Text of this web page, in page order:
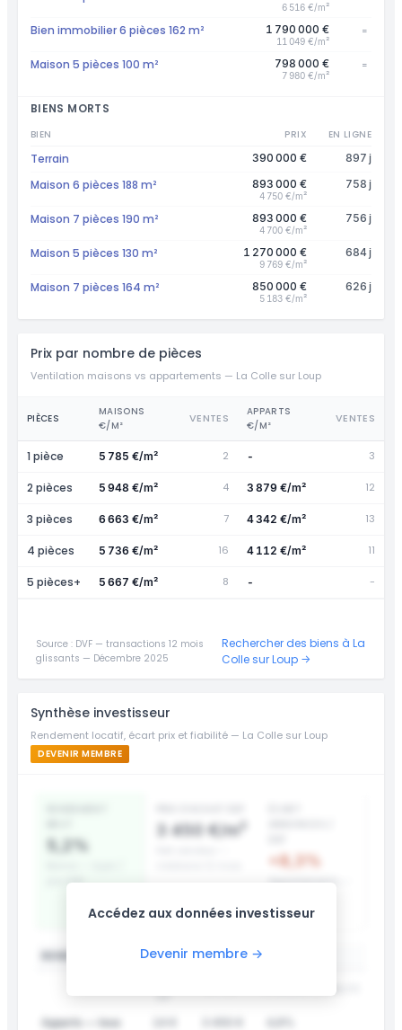
6 516 €/m²
Bien immobilier 6 pièces 162 m² 1 790 000 €
11 049 €/m²
=
Maison 5 pièces 100 m² 798 000 €
7 980 €/m²
=
BIENS MORTS
BIEN PRIX EN LIGNE
Terrain 390 000 € 897 j
Maison 6 pièces 188 m² 893 000 €
4 750 €/m²
758 j
Maison 7 pièces 190 m² 893 000 €
4 700 €/m²
756 j
Maison 5 pièces 130 m² 1 270 000 €
9 769 €/m²
684 j
Maison 7 pièces 164 m² 850 000 €
5 183 €/m²
626 j
Prix par nombre de pièces
Ventilation maisons vs appartements — La Colle sur Loup
PIÈCES
MAISONS
€/M²
VENTES
APPARTS
€/M²
VENTES
1 pièce 5 785 €/m² 2 - 3
2 pièces 5 948 €/m² 4 3 879 €/m² 12
3 pièces 6 663 €/m² 7 4 342 €/m² 13
4 pièces 5 736 €/m² 16 4 112 €/m² 11
5 pièces+ 5 667 €/m² 8 - -
Source : DVF — transactions 12 mois
glissants — Décembre 2025
Rechercher des biens à La
Colle sur Loup →
Synthèse investisseur
Rendement locatif, écart prix et fiabilité — La Colle sur Loup
DEVENIR MEMBRE
5,2%
prix DVF
3 450 €/m²
+8,3%
Appartements —
affiché
RENDEMENT LOCATIF PAR TYPE
/M²
Apparts — tous
Accédez aux données investisseur
Devenir membre →